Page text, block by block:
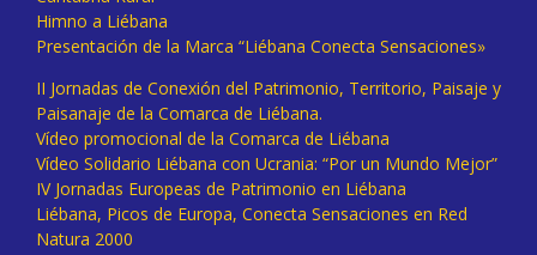
Himno a Liébana
Presentación de la Marca “Liébana Conecta Sensaciones»
II Jornadas de Conexión del Patrimonio, Territorio, Paisaje y
Paisanaje de la Comarca de Liébana.
Vídeo promocional de la Comarca de Liébana
Vídeo Solidario Liébana con Ucrania: “Por un Mundo Mejor”
IV Jornadas Europeas de Patrimonio en Liébana
Liébana, Picos de Europa, Conecta Sensaciones en Red
Natura 2000